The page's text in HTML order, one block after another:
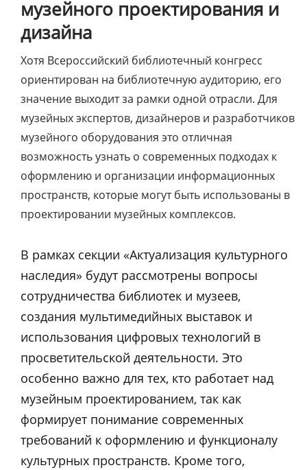
музейного проектирования и
дизайна
Хотя Всероссийский библиотечный конгресс
ориентирован на библиотечную аудиторию, его
значение выходит за рамки одной отрасли. Для
музейных экспертов, дизайнеров и разработчиков
музейного оборудования это отличная
возможность узнать о современных подходах к
оформлению и организации информационных
пространств, которые могут быть использованы в
проектировании музейных комплексов.
В рамках секции «Актуализация культурного
наследия» будут рассмотрены вопросы
сотрудничества библиотек и музеев,
создания мультимедийных выставок и
использования цифровых технологий в
просветительской деятельности. Это
особенно важно для тех, кто работает над
музейным проектированием, так как
формирует понимание современных
требований к оформлению и функционалу
культурных пространств. Кроме того,